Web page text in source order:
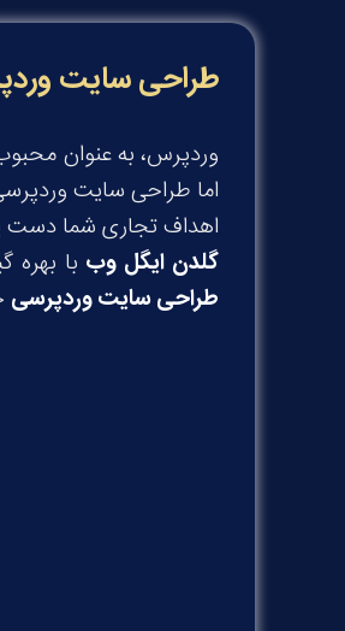
طراحی سایت
اما طراحی سایت
اهداف تجاری شما دست
گلدن ایگل وب با
طراحی سایت وردپرسی